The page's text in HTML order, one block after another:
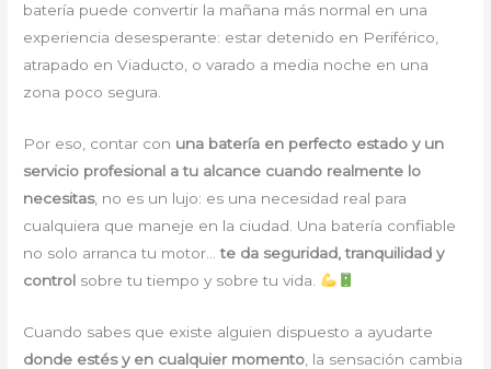
batería puede convertir la mañana más normal en una
experiencia desesperante: estar detenido en Periférico,
atrapado en Viaducto, o varado a media noche en una
zona poco segura.
Por eso, contar con una batería en perfecto estado y un
servicio profesional a tu alcance cuando realmente lo
necesitas, no es un lujo: es una necesidad real para
cualquiera que maneje en la ciudad. Una batería confiable
no solo arranca tu motor…te da seguridad, tranquilidad y
control sobre tu tiempo y sobre tu vida.
Cuando sabes que existe alguien dispuesto a ayudarte
donde estés y en cualquier momento , la sensación cambia